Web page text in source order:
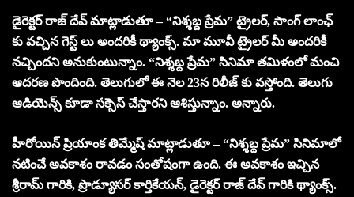
డైరెక్టర్ రాజ్ దేవ్ మాట్లాడుతూ – “నిశ్శబ్ద ప్రేమ” ట్రైలర్, సాంగ్ లాంఛ్
కు వచ్చిన గెస్ట్ లు అందరికీ థ్యాంక్స్. మా మూవీ ట్రైలర్ మీ అందరికీ
నచ్చిందని అనుకుంటున్నాం. “నిశ్శబ్ద ప్రేమ” సినిమా తమిళంలో మంచి
ఆదరణ పొందింది. తెలుగులో ఈ నెల 23న రిలీజ్ కు వస్తోంది. తెలుగు
ఆడియెన్స్ కూడా సక్సెస్ చేస్తారని ఆశిస్తున్నాం. అన్నారు.
హీరోయిన్ ప్రియాంక తిమ్మేష్ మాట్లాడుతూ – “నిశ్శబ్ద ప్రేమ” సినిమాలో
నటించే అవకాశం రావడం సంతోషంగా ఉంది. ఈ అవకాశం ఇచ్చిన
శ్రీరామ్ గారికి, ప్రొడ్యూసర్ కార్తికేయన్, డైరెక్టర్ రాజ్ దేవ్ గారికి థ్యాంక్స్.